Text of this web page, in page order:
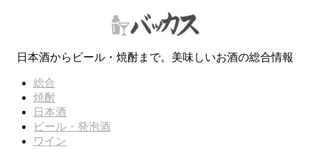
日本酒からビール・焼酎まで。美味しいお酒の総合情報
総合
焼酎
日本酒
ビール・発泡酒
ワイン